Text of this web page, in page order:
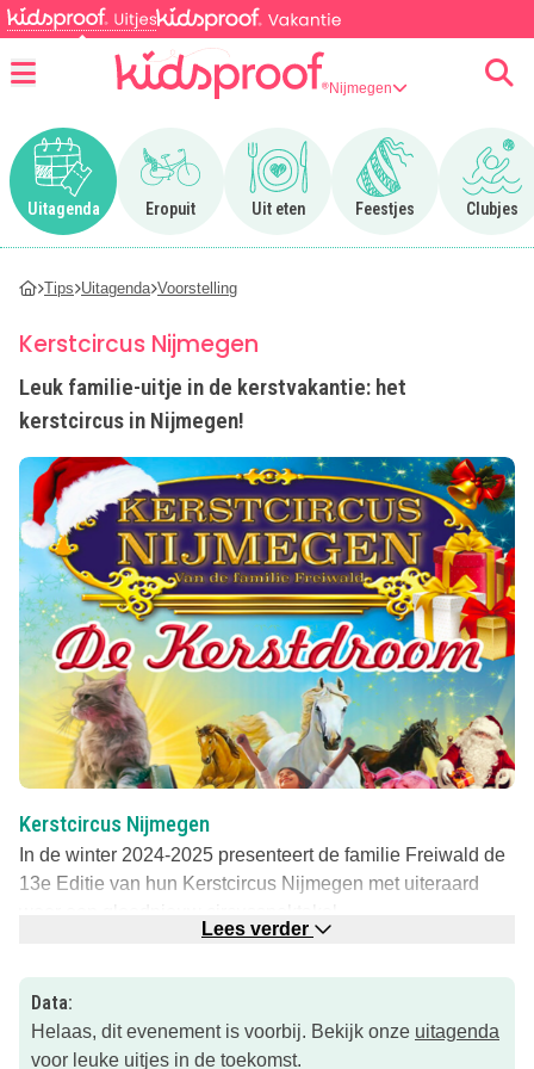
Nijmegen
Uitagenda
Ga naar Uitagenda
Eropuit
Ga naar Eropuit
Uit eten
Ga naar Uit eten
Feestjes
Ga naar Feestjes
Clubjes
Ga
Tips Uitagenda Voorstelling
Kerstcircus Nijmegen
Leuk familie-uitje in de kerstvakantie: het
kerstcircus in Nijmegen!
Kerstcircus Nijmegen
In de winter 2024-2025 presenteert de familie Freiwald de
13e Editie van hun Kerstcircus Nijmegen met uiteraard
kerstcircus. Een sfeervolle kerstbeleving in een heerlijk
fonkelende lichtjes, sfeervolle kerstmuziek, de geur van
Lees verder
Data:
Helaas, dit evenement is voorbij. Bekijk onze uitagenda
voor leuke uitjes in de toekomst.